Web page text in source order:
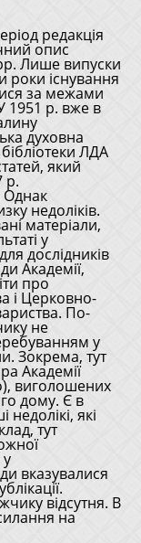
редакція
опис
Лише випуски
роки існування
за межами
1951 р. вже в
духовна
ЛДА
який
р.
Однак
недоліків.
матеріали,
у
дослідників
Академії,
про
і Церковно-
По-
не
у
Зокрема, тут
Академії
виголошених
дому. Є в
які
тут
вказувалися
відсутня. В
на